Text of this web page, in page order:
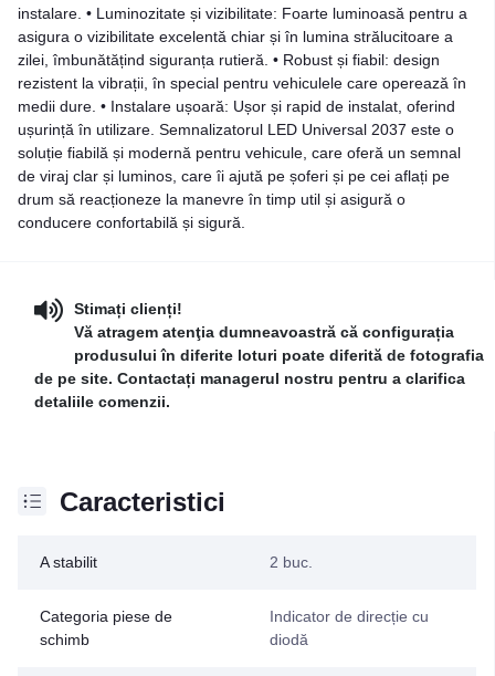
instalare. • Luminozitate și vizibilitate: Foarte luminoasă pentru a
asigura o vizibilitate excelentă chiar și în lumina strălucitoare a
zilei, îmbunătățind siguranța rutieră. • Robust și fiabil: design
rezistent la vibrații, în special pentru vehiculele care operează în
medii dure. • Instalare ușoară: Ușor și rapid de instalat, oferind
ușurință în utilizare. Semnalizatorul LED Universal 2037 este o
soluție fiabilă și modernă pentru vehicule, care oferă un semnal
de viraj clar și luminos, care îi ajută pe șoferi și pe cei aflați pe
drum să reacționeze la manevre în timp util și asigură o
conducere confortabilă și sigură.
Stimați clienți!
Vă atragem atenţia dumneavoastră că configurația
produsului în diferite loturi poate diferită de fotografia
de pe site. Contactați managerul nostru pentru a clarifica
detaliile comenzii.
Caracteristici
A stabilit 2 buc.
Categoria piese de
schimb
Indicator de direcție cu
diodă